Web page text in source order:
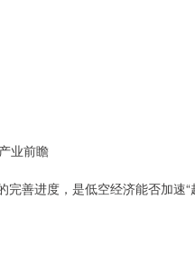
业前瞻
善进度，是低空经济能否加速“